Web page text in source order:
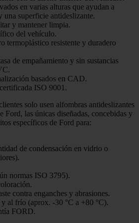
en varias alturas que ayudan a
una superficie antideslizante.
y mantener limpia.
del vehículo.
termoplástico resistente y duradero
de empañamiento y sin sustancias
basados en CAD.
ISO 9001.
solo usen alfombras antideslizantes
Ford, las únicas diseñadas, concebidas y
específicos de Ford para:
de condensación en vidrio o
normas ISO 3795).
contra enganches y abrasiones.
y al frío (aprox. -30 °C a +80 °C).
FORD.